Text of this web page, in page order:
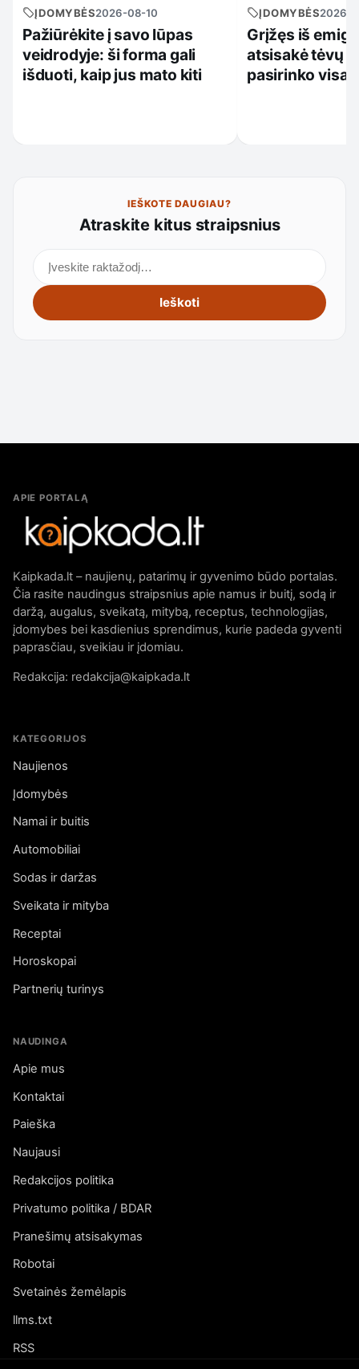
ĮDOMYBĖS2026-08-10
Pažiūrėkite į savo lūpas
veidrodyje: ši forma gali
išduoti, kaip jus mato kiti
ĮDOMYBĖS2026-
Grįžęs iš
atsisakė tėvų
pasirinko visai
IEŠKOTE DAUGIAU?
Atraskite kitus straipsnius
Ieškoti
APIE PORTALĄ
Kaipkada.lt – naujienų, patarimų ir gyvenimo būdo portalas.
Čia rasite naudingus straipsnius apie namus ir buitį, sodą ir
daržą, augalus, sveikatą, mitybą, receptus, technologijas,
įdomybes bei kasdienius sprendimus, kurie padeda gyventi
paprasčiau, sveikiau ir įdomiau.
Redakcija: redakcija@kaipkada.lt
KATEGORIJOS
Naujienos
Įdomybės
Namai ir buitis
Automobiliai
Sodas ir daržas
Sveikata ir mityba
Receptai
Horoskopai
Partnerių turinys
NAUDINGA
Apie mus
Kontaktai
Paieška
Naujausi
Redakcijos politika
Privatumo politika / BDAR
Pranešimų atsisakymas
Robotai
Svetainės žemėlapis
llms.txt
RSS